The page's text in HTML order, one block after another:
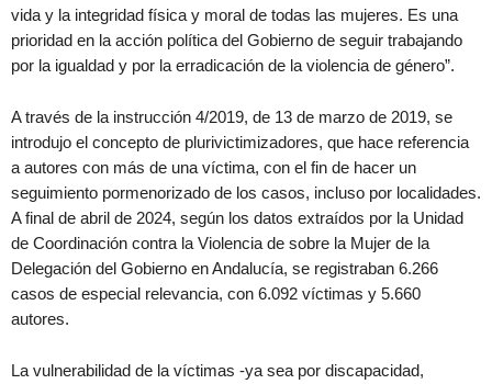
vida y la integridad física y moral de todas las mujeres. Es una
prioridad en la acción política del Gobierno de seguir trabajando
por la igualdad y por la erradicación de la violencia de género”.
A través de la instrucción 4/2019, de 13 de marzo de 2019, se
introdujo el concepto de plurivictimizadores, que hace referencia
a autores con más de una víctima, con el fin de hacer un
seguimiento pormenorizado de los casos, incluso por localidades.
A final de abril de 2024, según los datos extraídos por la Unidad
de Coordinación contra la Violencia de sobre la Mujer de la
Delegación del Gobierno en Andalucía, se registraban 6.266
casos de especial relevancia, con 6.092 víctimas y 5.660
autores.
La vulnerabilidad de la víctimas -ya sea por discapacidad,